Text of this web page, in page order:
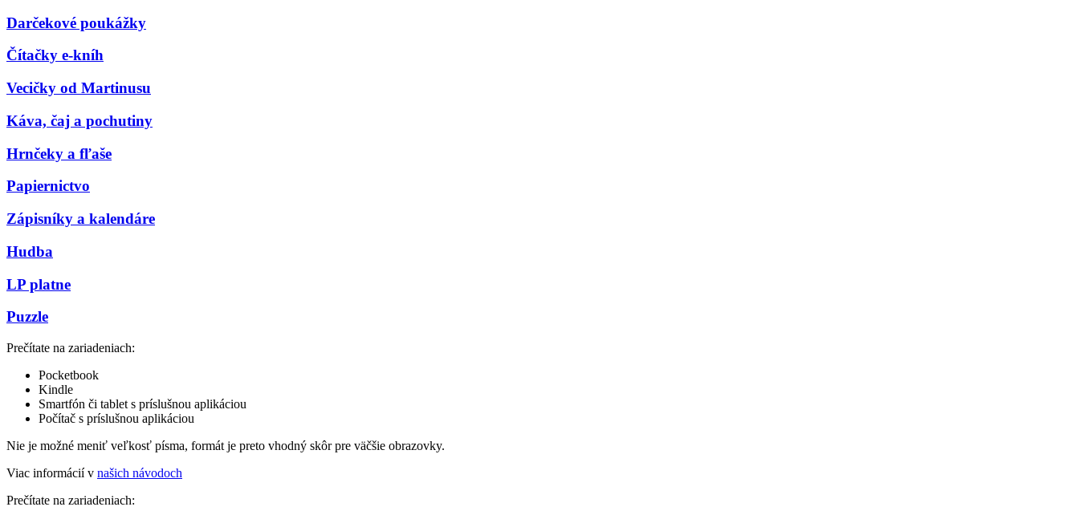
Darčekové poukážky
Čítačky e-kníh
Vecičky od Martinusu
Káva, čaj a pochutiny
Hrnčeky a fľaše
Papiernictvo
Zápisníky a kalendáre
Hudba
LP platne
Puzzle
Prečítate na zariadeniach:
Pocketbook
Kindle
Smartfón či tablet s príslušnou aplikáciou
Počítač s príslušnou aplikáciou
Nie je možné meniť veľkosť písma, formát je preto vhodný skôr pre väčšie obrazovky.
Viac informácií v našich návodoch
Prečítate na zariadeniach: